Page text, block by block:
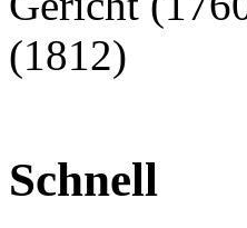
(1812)
Schnell